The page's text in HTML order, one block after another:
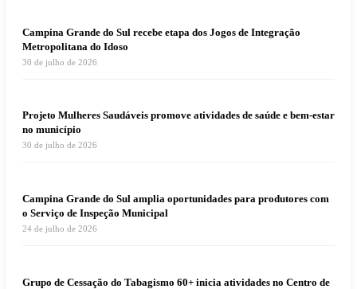
Campina Grande do Sul recebe etapa dos Jogos de Integração
Metropolitana do Idoso
30 de julho de 2026
Projeto Mulheres Saudáveis promove atividades de saúde e bem-estar
no município
30 de julho de 2026
Campina Grande do Sul amplia oportunidades para produtores com
o Serviço de Inspeção Municipal
24 de julho de 2026
Grupo de Cessação do Tabagismo 60+ inicia atividades no Centro de